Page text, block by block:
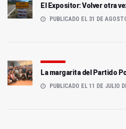
El Expositor: Volver otra
PUBLICADO EL 31 DE
La margarita del Partido
PUBLICADO EL 11 DE JULIO